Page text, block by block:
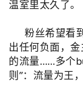
温室里太久了。
粉丝希望看
出任何负面，
的流量……多个
则”：流量为王